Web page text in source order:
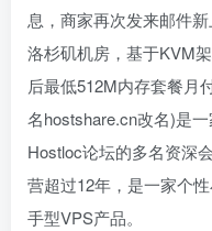
息，商家再次发来邮件
洛杉矶机房，基于KVM
后最低512M内存套餐月
名hostshare.cn改名)是
Hostloc论坛的多名资深
营超过12年，是一家个
手型VPS产品。